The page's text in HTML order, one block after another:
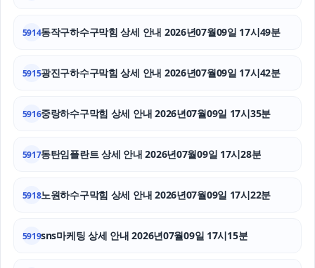
대환대출
이혼소송
5914동작구하수구막힘 상세 안내 2026년07월09일 17시49분
5915광진구하수구막힘 상세 안내 2026년07월09일 17시42분
5916중랑하수구막힘 상세 안내 2026년07월09일 17시35분
5917동탄임플란트 상세 안내 2026년07월09일 17시28분
5918노원하수구막힘 상세 안내 2026년07월09일 17시22분
5919sns마케팅 상세 안내 2026년07월09일 17시15분